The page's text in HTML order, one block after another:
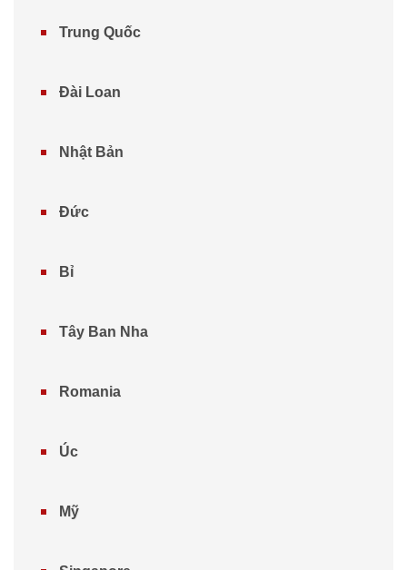
Trung Quốc
Đài Loan
Nhật Bản
Đức
Bỉ
Tây Ban Nha
Romania
Úc
Mỹ